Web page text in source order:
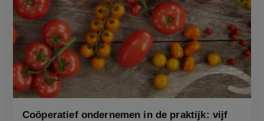
Coöperatief ondernemen in de praktijk: vijf